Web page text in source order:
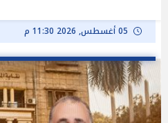
05 أغسطس, 2026 11:30 م